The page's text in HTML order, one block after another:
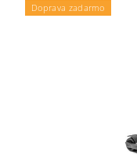
Doprava zadarmo